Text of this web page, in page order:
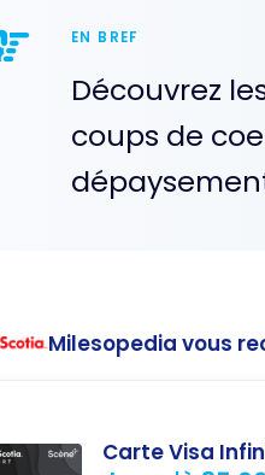
EN BREF
Découvrez
coups de
Milesopedia vous
Carte Visa